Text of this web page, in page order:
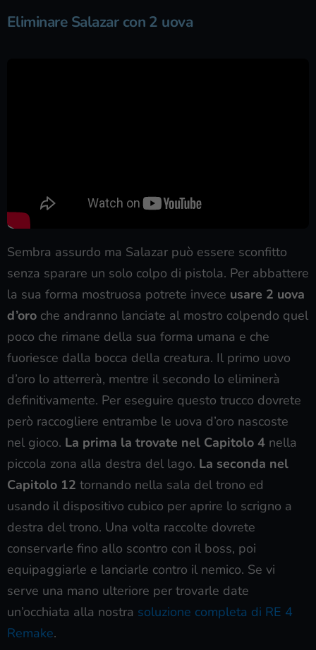
Eliminare Salazar con 2 uova
Sembra assurdo ma Salazar può essere sconfitto
senza sparare un solo colpo di pistola. Per abbattere
la sua forma mostruosa potrete invece usare 2 uova
d’oro che andranno lanciate al mostro colpendo quel
poco che rimane della sua forma umana e che
fuoriesce dalla bocca della creatura. Il primo uovo
d’oro lo atterrerà, mentre il secondo lo eliminerà
definitivamente. Per eseguire questo trucco dovrete
però raccogliere entrambe le uova d’oro nascoste
nel gioco. La prima la trovate nel Capitolo 4 nella
piccola zona alla destra del lago. La seconda nel
Capitolo 12 tornando nella sala del trono ed
usando il dispositivo cubico per aprire lo scrigno a
destra del trono. Una volta raccolte dovrete
conservarle fino allo scontro con il boss, poi
equipaggiarle e lanciarle contro il nemico. Se vi
serve una mano ulteriore per trovarle date
un’occhiata alla nostra soluzione completa di RE 4
Remake.